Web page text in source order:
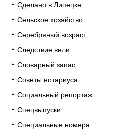
Сделано в Липецке
Сельское хозяйство
Серебряный возраст
Следствие вели
Словарный запас
Советы нотариуса
Социальный репортаж
Спецвыпуски
Специальные номера